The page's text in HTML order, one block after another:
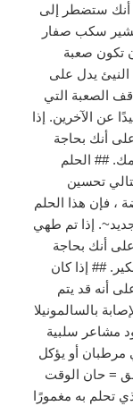
أنك ستضطر إلى
سكب صفار
تكون صعبة
يدل على
الصعبة التي
عن الآخرين. إذا
أنك بحاجة
## الحلم
تحسين
، فإن هذا الحلم
إذا تم طهي
أنك بحاجة
## إذا كان
أنه قد يتم
بالسالمونيلا
مشاعر سلبية
مرطبان أو يؤكل
= حان الوقت
تحلم به مغمورًا